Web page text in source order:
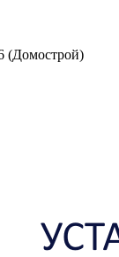
(Домострой)